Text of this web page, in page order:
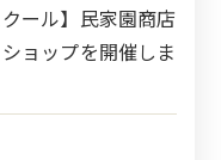
ール】民家園商店
ョップを開催しま